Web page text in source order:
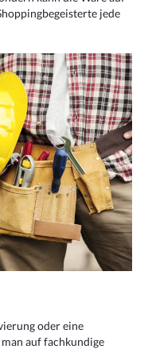
jede
oder eine
auf fachkundige